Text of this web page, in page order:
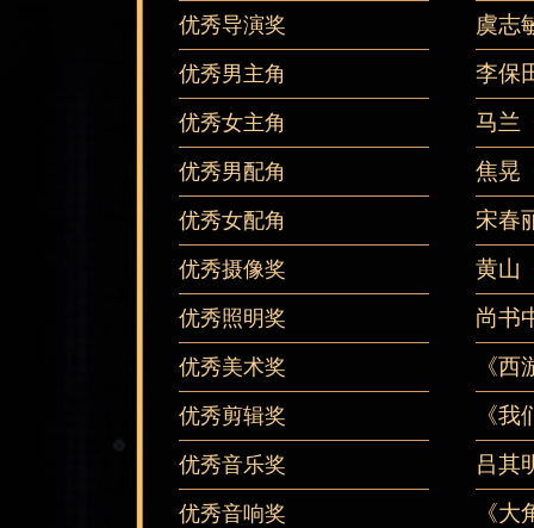
优秀导演奖 虞志
优秀男主角 李保
优秀女主角 马兰
优秀男配角 焦晃
优秀女配角 宋春
优秀摄像奖 黄山
优秀照明奖 尚书
优秀美术奖 《
优秀剪辑奖 《
优秀音乐奖 吕其
优秀音响奖 《